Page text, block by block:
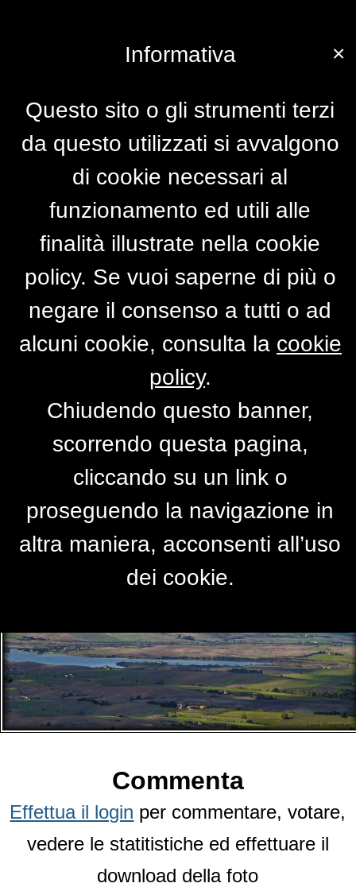
Colline Livornesi
diluca1968
Commenta
Effettua il login per commentare, votare,
vedere le statitistiche ed effettuare il
download della foto
×
Informativa
Questo sito o gli strumenti terzi
da questo utilizzati si avvalgono
di cookie necessari al
funzionamento ed utili alle
finalità illustrate nella cookie
policy. Se vuoi saperne di più o
negare il consenso a tutti o ad
alcuni cookie, consulta la cookie
policy.
Chiudendo questo banner,
scorrendo questa pagina,
cliccando su un link o
proseguendo la navigazione in
altra maniera, acconsenti all’uso
dei cookie.